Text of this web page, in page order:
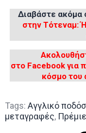
Διαβάστε ακόμα
στην Τότεναμ:
στο Facebook για
κόσμο του
Tags: Αγγλικό
μεταγραφές,